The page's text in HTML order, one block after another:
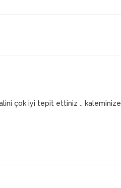
çok iyi tepit ettiniz .. kaleminize